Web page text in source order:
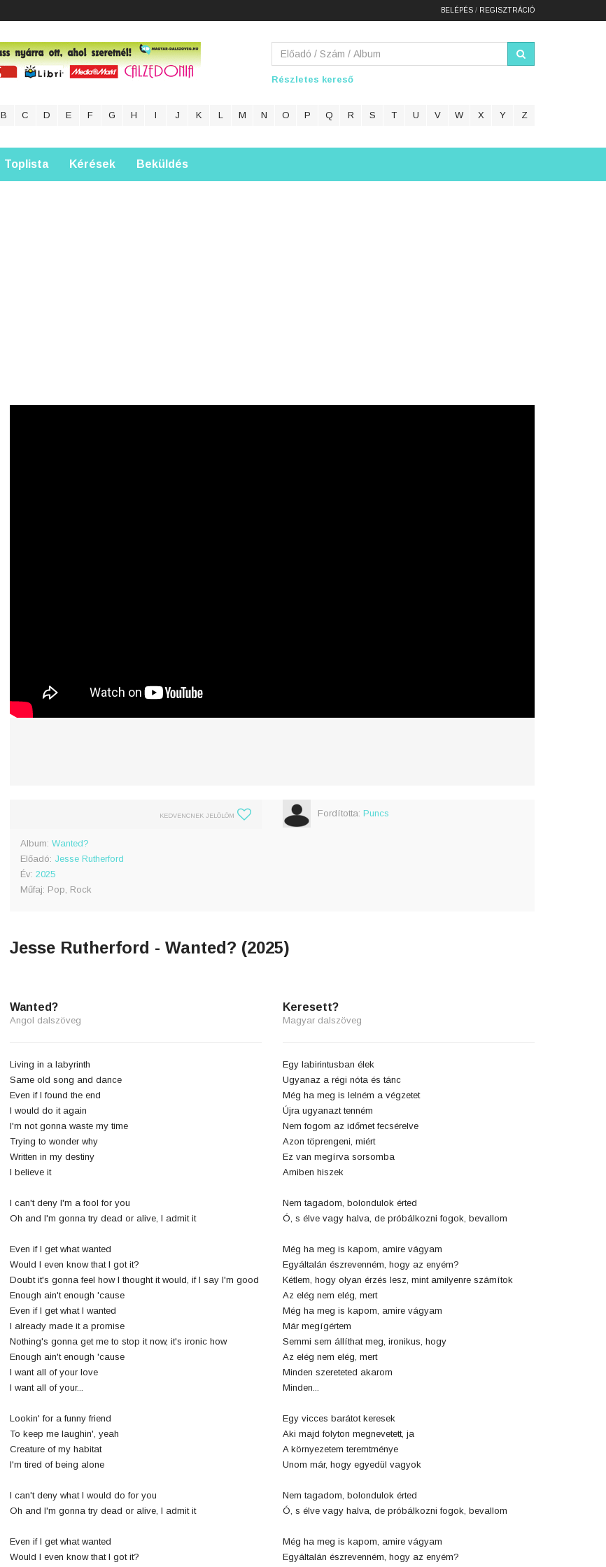
BELÉPÉS / REGISZTRÁCIÓ
Részletes kereső
B C D E F G H I J K L M N O P Q R S T U V W X Y Z
Toplista Kérések Beküldés
KEDVENCNEK JELÖLÖM
Album: Wanted?
Előadó: Jesse Rutherford
Év: 2025
Műfaj: Pop, Rock
Fordította: Puncs
Jesse Rutherford - Wanted? (2025)
Wanted?
Angol dalszöveg
Living in a labyrinth
Same old song and dance
Even if I found the end
I would do it again
I'm not gonna waste my time
Trying to wonder why
Written in my destiny
I believe it
I can't deny I'm a fool for you
Oh and I'm gonna try dead or alive, I admit it
Even if I get what wanted
Would I even know that I got it?
Doubt it's gonna feel how I thought it would, if I say I'm good
Enough ain't enough 'cause
Even if I get what I wanted
I already made it a promise
Nothing's gonna get me to stop it now, it's ironic how
Enough ain't enough 'cause
I want all of your love
I want all of your...
Lookin' for a funny friend
To keep me laughin', yeah
Creature of my habitat
I'm tired of being alone
I can't deny what I would do for you
Oh and I'm gonna try dead or alive, I admit it
Even if I get what wanted
Would I even know that I got it?
Keresett?
Magyar dalszöveg
Egy labirintusban élek
Ugyanaz a régi nóta és tánc
Még ha meg is lelném a végzetet
Újra ugyanazt tenném
Nem fogom az időmet fecsérelve
Azon töprengeni, miért
Ez van megírva sorsomba
Amiben hiszek
Nem tagadom, bolondulok érted
Ó, s élve vagy halva, de próbálkozni fogok, bevallom
Még ha meg is kapom, amire vágyam
Egyáltalán észrevenném, hogy az enyém?
Kétlem, hogy olyan érzés lesz, mint amilyenre számítok
Az elég nem elég, mert
Még ha meg is kapom, amire vágyam
Már megígértem
Semmi sem állíthat meg, ironikus, hogy
Az elég nem elég, mert
Minden szereteted akarom
Minden...
Egy vicces barátot keresek
Aki majd folyton megnevetett, ja
A környezetem teremtménye
Unom már, hogy egyedül vagyok
Nem tagadom, bolondulok érted
Ó, s élve vagy halva, de próbálkozni fogok, bevallom
Még ha meg is kapom, amire vágyam
Egyáltalán észrevenném, hogy az enyém?